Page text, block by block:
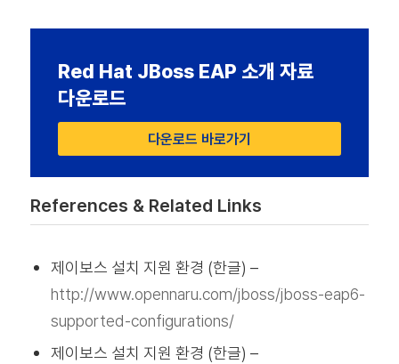
Red Hat JBoss EAP 소개 자료
다운로드
다운로드 바로가기
References & Related Links
제이보스 설치 지원 환경 (한글) –
http://www.opennaru.com/jboss/jboss-eap6-
supported-configurations/
제이보스 설치 지원 환경 (한글) –